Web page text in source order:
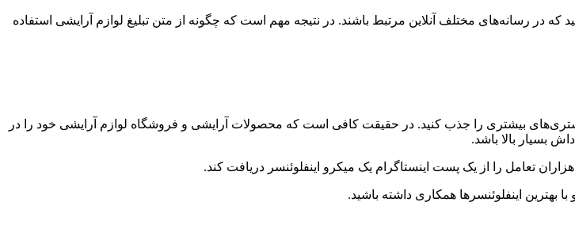
که در رسانه‌های مختلف آنلاین مرتبط باشند. در نتیجه مهم است که چگونه از متن تبلیغ لوازم آرایشی استفاده
مشتری‌های بیشتری را جذب کنید. در حقیقت کافی است که محصولات آرایشی و فروشگاه لوازم آرایشی خود را در
بسیار بالا باشد.
تعامل را از یک پست اینستاگرام یک میکرو اینفلوئنسر دریافت کند.
اینفلوئنسرها همکاری داشته باشید.